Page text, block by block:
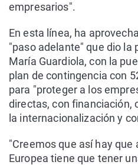
empresarios".
En esta línea, ha
"paso adelante" que dio la
María Guardiola, con la
plan de contingencia con
para "proteger a los
directas, con financiación,
la internacionalización y
"Creemos que así hay que
Europea tiene que tener